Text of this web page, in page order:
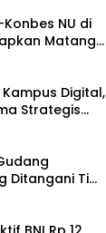
NU di
Matang,
Digital,
Strategis
Ditangani Tim